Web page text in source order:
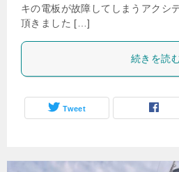
キの電板が故障してしまうアクシ
頂きました […]
続きを読
Tweet